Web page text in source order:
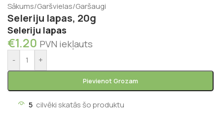
Sākums/Garšvielas/Garšaugi
Seleriju lapas, 20g
Seleriju lapas
€1.20 PVN iekļauts
- +
Pievienot Grozam
5 cilvēki skatās šo produktu